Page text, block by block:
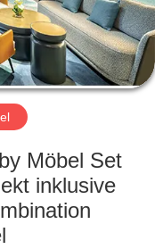
Möbel Set
inklusive